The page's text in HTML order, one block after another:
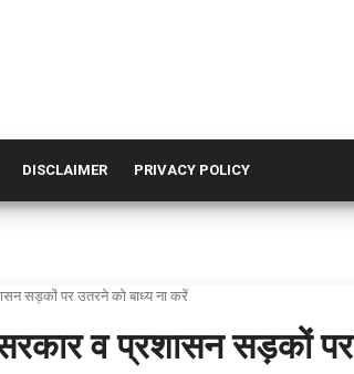
DISCLAIMER PRIVACY POLICY
सड़कों पर उतरने को बाध्य ना करें
सरकार व प्रशासन सड़कों पर